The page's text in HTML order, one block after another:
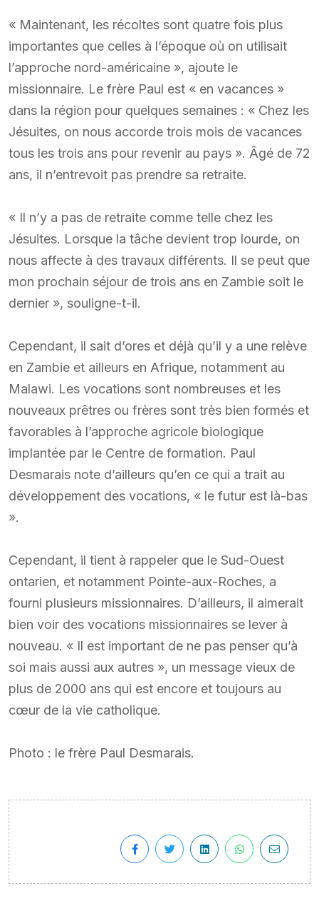
« Maintenant, les récoltes sont quatre fois plus
importantes que celles à l’époque où on utilisait
l’approche nord-américaine », ajoute le
missionnaire. Le frère Paul est « en vacances »
dans la région pour quelques semaines : « Chez les
Jésuites, on nous accorde trois mois de vacances
tous les trois ans pour revenir au pays ». Âgé de 72
ans, il n’entrevoit pas prendre sa retraite.
« Il n’y a pas de retraite comme telle chez les
Jésuites. Lorsque la tâche devient trop lourde, on
nous affecte à des travaux différents. Il se peut que
mon prochain séjour de trois ans en Zambie soit le
dernier », souligne-t-il.
Cependant, il sait d’ores et déjà qu’il y a une relève
en Zambie et ailleurs en Afrique, notamment au
Malawi. Les vocations sont nombreuses et les
nouveaux prêtres ou frères sont très bien formés et
favorables à l’approche agricole biologique
implantée par le Centre de formation. Paul
Desmarais note d’ailleurs qu’en ce qui a trait au
développement des vocations, « le futur est là-bas
».
Cependant, il tient à rappeler que le Sud-Ouest
ontarien, et notamment Pointe-aux-Roches, a
fourni plusieurs missionnaires. D’ailleurs, il aimerait
bien voir des vocations missionnaires se lever à
nouveau. « Il est important de ne pas penser qu’à
soi mais aussi aux autres », un message vieux de
plus de 2000 ans qui est encore et toujours au
cœur de la vie catholique.
Photo : le frère Paul Desmarais.